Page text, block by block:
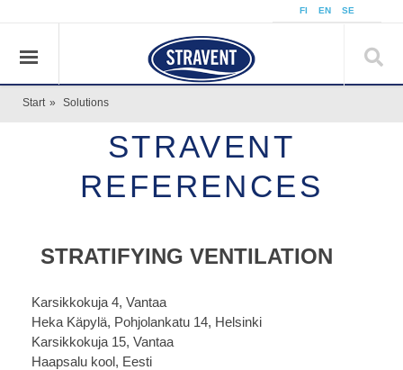
FI EN SE
Start » Solutions
STRAVENT
REFERENCES
STRATIFYING VENTILATION
Karsikkokuja 4, Vantaa
Heka Käpylä, Pohjolankatu 14, Helsinki
Karsikkokuja 15, Vantaa
Haapsalu kool, Eesti